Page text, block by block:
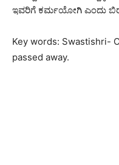
ಇವರಿಗೆ ಕರ್ಮಯೋಗಿ ಎಂದು
Key words: Swastishri-
passed away.